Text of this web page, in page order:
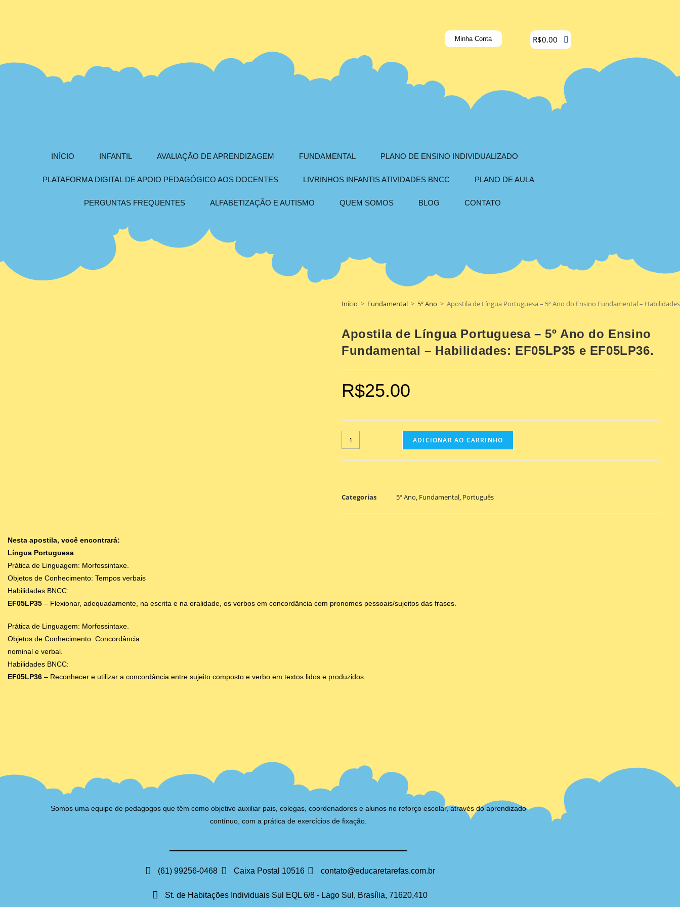
Minha Conta R$0.00
INÍCIO INFANTIL AVALIAÇÃO DE APRENDIZAGEM FUNDAMENTAL PLANO DE ENSINO INDIVIDUALIZADO
PLATAFORMA DIGITAL DE APOIO PEDAGÓGICO AOS DOCENTES LIVRINHOS INFANTIS ATIVIDADES BNCC PLANO DE AULA
PERGUNTAS FREQUENTES ALFABETIZAÇÃO E AUTISMO QUEM SOMOS BLOG CONTATO
Início > Fundamental > 5º Ano > Apostila de Língua Portuguesa – 5º Ano do Ensino Fundamental – Habilidades:
Apostila de Língua Portuguesa – 5º Ano do Ensino
Fundamental – Habilidades: EF05LP35 e EF05LP36.
R$25.00
ADICIONAR AO CARRINHO
Categorias 5º Ano, Fundamental, Português
Nesta apostila, você encontrará:
Língua Portuguesa
Prática de Linguagem: Morfossintaxe.
Objetos de Conhecimento: Tempos verbais
Habilidades BNCC:
EF05LP35 – Flexionar, adequadamente, na escrita e na oralidade, os verbos em concordância com pronomes pessoais/sujeitos das frases.
Prática de Linguagem: Morfossintaxe.
Objetos de Conhecimento: Concordância
nominal e verbal.
Habilidades BNCC:
EF05LP36 – Reconhecer e utilizar a concordância entre sujeito composto e verbo em textos lidos e produzidos.
Somos uma equipe de pedagogos que têm como objetivo auxiliar pais, colegas, coordenadores e alunos no reforço escolar, através do aprendizado
contínuo, com a prática de exercícios de fixação.
(61) 99256-0468 Caixa Postal 10516 contato@educaretarefas.com.br
St. de Habitações Individuais Sul EQL 6/8 - Lago Sul, Brasília, 71620,410